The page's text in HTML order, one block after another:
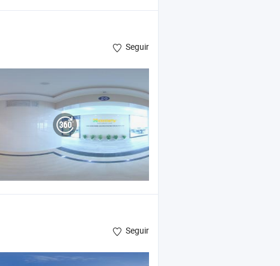
Seguir
Seguir
, chapa de madera de bambú en color carbón ,